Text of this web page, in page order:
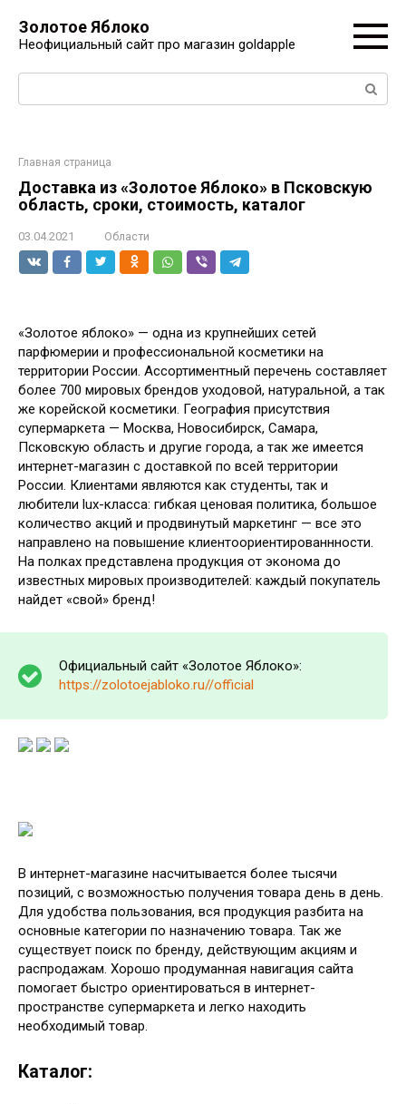
контенту
Золотое Яблоко
Неофициальный сайт про магазин goldapple
Поиск:
Главная страница
Доставка из «Золотое Яблоко» в Псковскую
область, сроки, стоимость, каталог
03.04.2021 Области
«Золотое яблоко» — одна из крупнейших сетей
парфюмерии и профессиональной косметики на
территории России. Ассортиментный перечень составляет
более 700 мировых брендов уходовой, натуральной, а так
же корейской косметики. География присутствия
супермаркета — Москва, Новосибирск, Самара,
Псковскую область и другие города, а так же имеется
интернет-магазин с доставкой по всей территории
России. Клиентами являются как студенты, так и
любители lux-класса: гибкая ценовая политика, большое
количество акций и продвинутый маркетинг — все это
направлено на повышение клиентоориентированнности.
На полках представлена продукция от эконома до
известных мировых производителей: каждый покупатель
найдет «свой» бренд!
Официальный сайт «Золотое Яблоко»:
https://zolotoejabloko.ru//official
В интернет-магазине насчитывается более тысячи
позиций, с возможностью получения товара день в день.
Для удобства пользования, вся продукция разбита на
основные категории по назначению товара. Так же
существует поиск по бренду, действующим акциям и
распродажам. Хорошо продуманная навигация сайта
помогает быстро ориентироваться в интернет-
пространстве супермаркета и легко находить
необходимый товар.
Каталог: